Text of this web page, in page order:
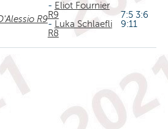
R9
- Eliot Fournier
R9
-
Luka Schlaefli
R8
7:5 3:6
9:11